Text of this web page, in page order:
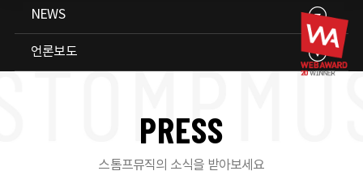
NEWS
언론보도
PRESS
스톰프뮤직의 소식을 받아보세요